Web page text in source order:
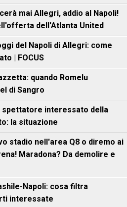
mai Allegri, addio al Napoli!
dell'Atlanta United
del Napoli di Allegri: come
| FOCUS
quando Romelu
di Sangro
spettatore interessato della
la situazione
stadio nell'area Q8 o diremo ai
Maradona? Da demolire e
Napoli: cosa filtra
interessate